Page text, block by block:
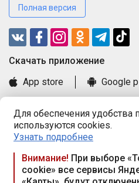
Для обеспечения удобства
используются cookies.
Узнать подробнее
Внимание! При выборе
cookie» все сервисы
Полная версия
Cкачать приложение
App store
Google
Книга замечаний и предложений
Правила и документы
Praca.by © 2000—2026, ООО
Республика Беларусь, 220114, г.
117а, пом. № 9.